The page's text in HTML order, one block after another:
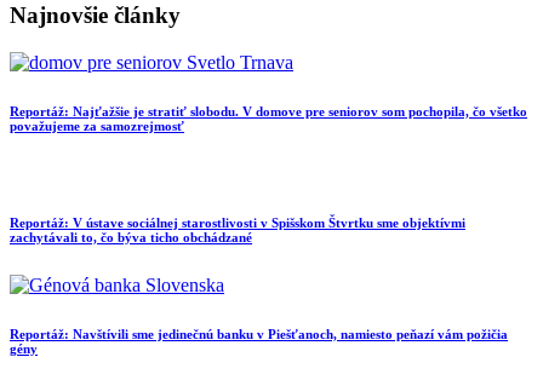
Najnovšie články
Reportáž: Najťažšie je stratiť slobodu. V domove pre seniorov som pochopila, čo všetko
považujeme za samozrejmosť
Reportáž: V ústave sociálnej starostlivosti v Spišskom Štvrtku sme objektívmi
zachytávali to, čo býva ticho obchádzané
Reportáž: Navštívili sme jedinečnú banku v Piešťanoch, namiesto peňazí vám požičia
gény